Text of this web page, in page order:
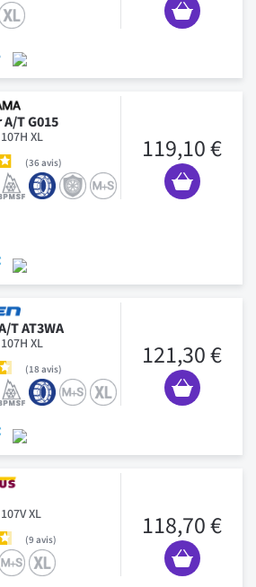
T G015
XL
36avis 119,10 €
T AT3WA
XL
18 avis 121,30 €
XL
9 avis 118,70 €